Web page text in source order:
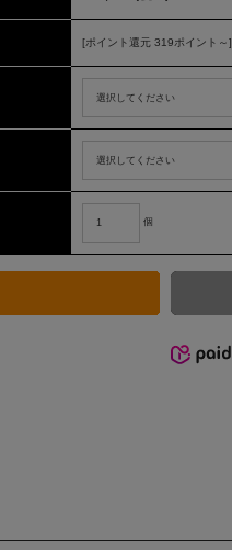
[ポイント還元 319ポイント～]
個